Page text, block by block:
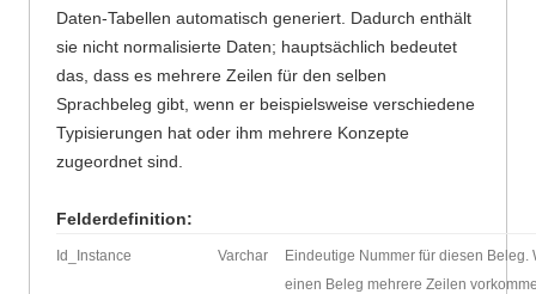
Daten-Tabellen automatisch generiert. Dadurch enthält
sie nicht normalisierte Daten; hauptsächlich bedeutet
das, dass es mehrere Zeilen für den selben
Sprachbeleg gibt, wenn er beispielsweise verschiedene
Typisierungen hat oder ihm mehrere Konzepte
zugeordnet sind.
Felderdefinition:
Id_Instance Varchar
Eindeutige Nummer für diesen
einen Beleg mehrere Zeilen